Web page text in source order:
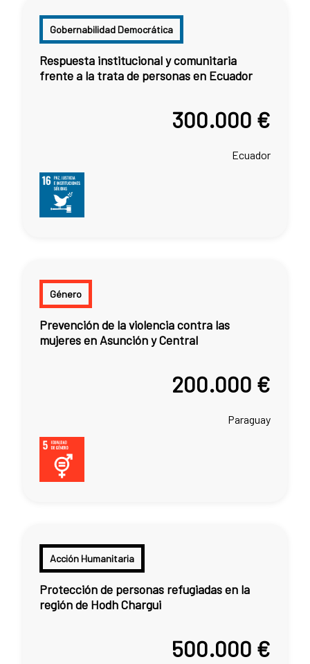
Gobernabilidad Democrática
Respuesta institucional y comunitaria
frente a la trata de personas en Ecuador
300.000 €
Ecuador
Género
Prevención de la violencia contra las
mujeres en Asunción y Central
200.000 €
Paraguay
Acción Humanitaria
Protección de personas refugiadas en la
región de Hodh Chargui
500.000 €